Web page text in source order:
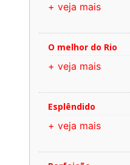
+ veja mais
O melhor do Rio
+ veja mais
Esplêndido
+ veja mais